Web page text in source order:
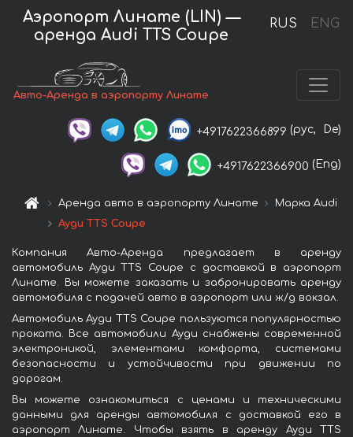
RUS ENG
Аэропорт Линате (LIN) —
аренда Audi TTS Coupe
Авто-Аренда в аэропорту Линате
+4917622366899 (рус, De)
+4917622366900 (Eng)
Аренда авто в аэропорту Линате
Марка Audi
Ауди TTS Coupe
Компания Авто-Аренда предлагает в аренду
автомобиль Ауди TTS Coupe с доставкой в аэропорт
Линате. Вы можете заказать и забронировать аренду
автомобиля с подачей авто в аэропорт или ж/д вокзал.
Автомобиль Ауди TTS Coupe пользуются популярностью
проката. Все автомобили Ауди снабжены современной
электроникой, элементами комфорта, системами
безопасности и устойчивости при движении по
дорогам.
Вы можете ознакомиться с ценами и техническими
данными для аренды автомобиля с доставкой его в
аэропорт Линате. Чтобы взять в аренду Ауди TTS